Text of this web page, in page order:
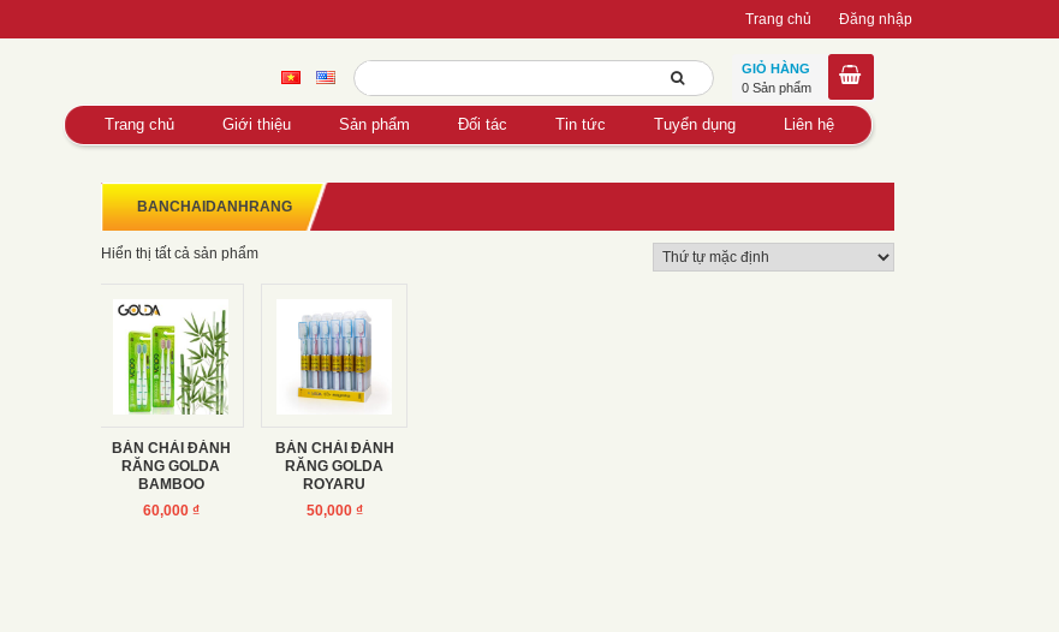
Trang chủ Đăng nhập
GIỎ HÀNG
0 Sản phẩm
Trang chủ Giới thiệu Sản phẩm Đối tác Tin tức Tuyển dụng Liên hệ
BANCHAIDANHRANG
Hiển thị tất cả sản phẩm
BÀN CHẢI ĐÁNH
RĂNG GOLDA
BAMBOO
60,000 ₫
BÀN CHẢI ĐÁNH
RĂNG GOLDA
ROYARU
50,000 ₫